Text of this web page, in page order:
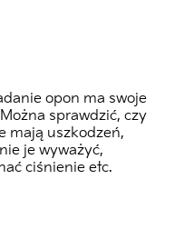
opon ma swoje
sprawdzić, czy
mają uszkodzeń,
je wyważyć,
ciśnienie etc.